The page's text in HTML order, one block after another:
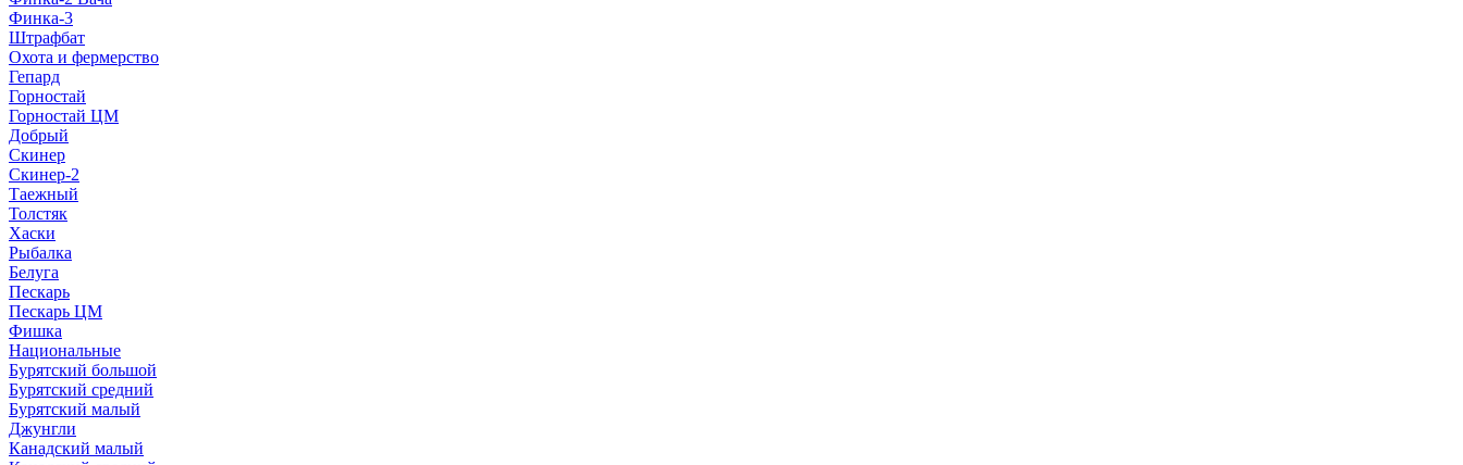
Финка-3
Штрафбат
Охота и фермерство
Гепард
Горностай
Горностай ЦМ
Добрый
Скинер
Скинер-2
Таежный
Толстяк
Хаски
Рыбалка
Белуга
Пескарь
Пескарь ЦМ
Фишка
Национальные
Бурятский большой
Бурятский средний
Бурятский малый
Джунгли
Канадский малый